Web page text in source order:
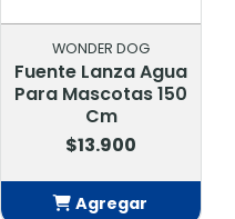
WONDER DOG
Fuente Lanza Agua
Para Mascotas 150
Cm
$13.900
Agregar